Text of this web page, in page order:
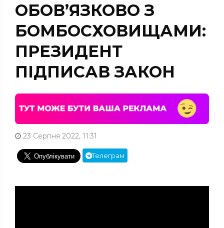
ОБОВ’ЯЗКОВО З
БОМБОСХОВИЩАМИ:
ПРЕЗИДЕНТ
ПІДПИСАВ ЗАКОН
23 Серпня 2022, 11:31
Телеграм